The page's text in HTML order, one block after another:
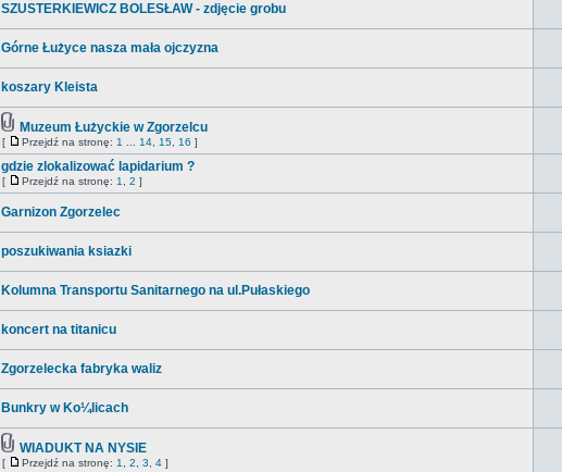
SZUSTERKIEWICZ BOLESŁAW - zdjęcie grobu
Górne Łużyce nasza mała ojczyzna
koszary Kleista
Muzeum Łużyckie w Zgorzelcu
[ Przejdź na stronę: 1 14 15 16 ]
gdzie zlokalizować lapidarium ?
[ Przejdź na stronę: 1 2 ]
Garnizon Zgorzelec
poszukiwania ksiazki
Kolumna Transportu Sanitarnego na ul.Pułaskiego
koncert na titanicu
Zgorzelecka fabryka waliz
Bunkry w Ko¼licach
WIADUKT NA NYSIE
[ Przejdź na stronę: 1 2 3 4 ]